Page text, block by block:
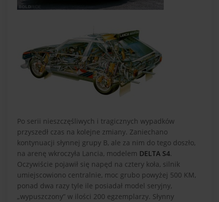
Po serii nieszczęśliwych i tragicznych wypadków
przyszedł czas na kolejne zmiany. Zaniechano
kontynuacji słynnej grupy B, ale za nim do tego doszło,
na arenę wkroczyła Lancia, modelem DELTA S4.
Oczywiście pojawił się napęd na cztery koła, silnik
umiejscowiono centralnie, moc grubo powyżej 500 KM,
ponad dwa razy tyle ile posiadał model seryjny,
„wypuszczony” w ilości 200 egzemplarzy. Słynny